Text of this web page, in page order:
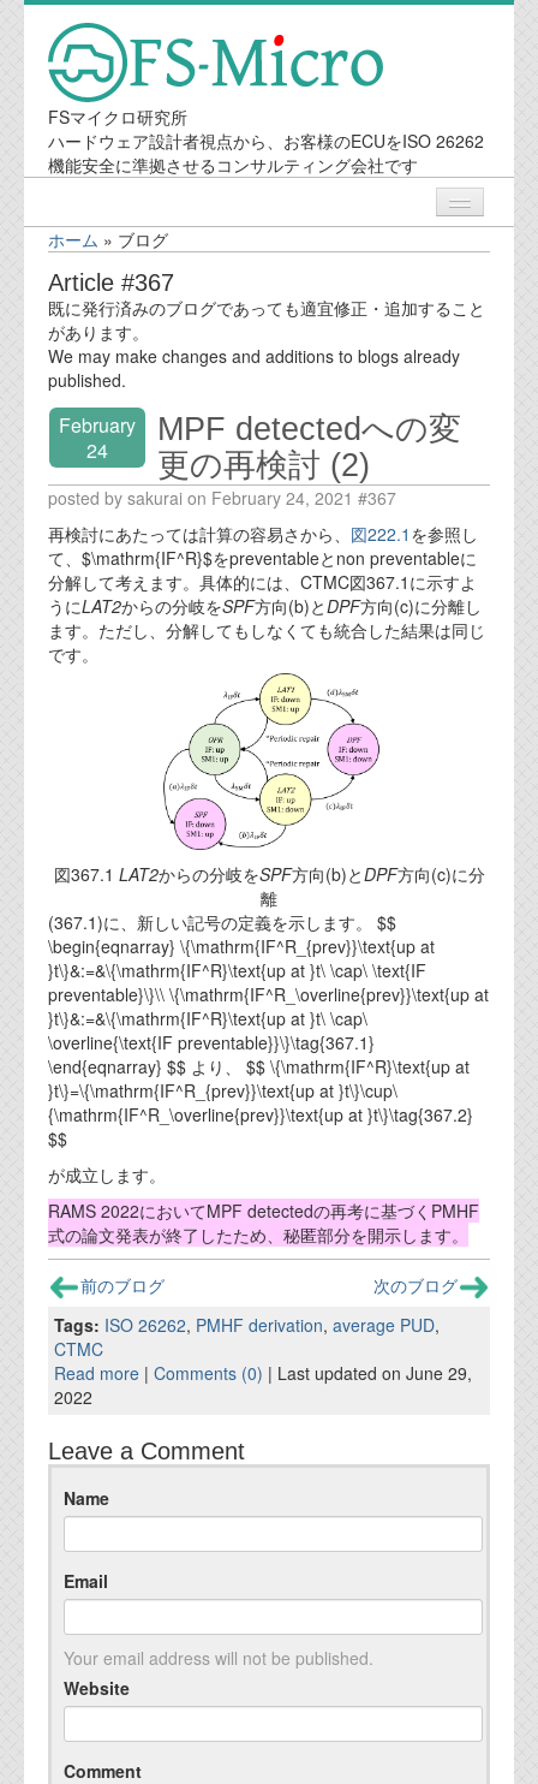
FSマイクロ研究所
ハードウェア設計者視点から、お客様のECUをISO 26262
機能安全に準拠させるコンサルティング会社です
ニュース
業務内容
会社案内
会社概要
代表ご挨拶
オフィス
機能安全ブログ
設計ブログ
テクノロジ
外部投稿記事
ブログテーマ
技術文書
ご希望の方は、お問い合わせページから
資料閲覧パスワードをお問い合わせ頂き
ログインをお願い致します。アカウント
名は"opendocument"です。
機能安全用語集
設計用語集
オンラインショップ
お問い合わせ
お問い合わせフォーム
ホーム » ブログ
Article #367
既に発行済みのブログであっても適宜修正・追加すること
があります。
We may make changes and additions to blogs already
published.
February
24
MPF detectedへの変
更の再検討 (2)
posted by sakurai on February 24, 2021 #367
再検討にあたっては計算の容易さから、 図222.1 を参照し
て、$\mathrm{IF^R}$をpreventableとnon preventableに
分解して考えます。具体的には、CTMC図367.1に示すよ
うにLAT2からの分岐をSPF方向(b)とDPF方向(c)に分離し
ます。ただし、分解してもしなくても統合した結果は同じ
です。
図367.1 LAT2からの分岐をSPF方向(b)とDPF方向(c)に分
離
(367.1)に、新しい記号の定義を示します。 $$
\begin{eqnarray} \{\mathrm{IF^R_{prev}}\text{up at
}t\}&:=&\{\mathrm{IF^R}\text{up at }t\ \cap\ \text{IF
preventable}\}\\ \{\mathrm{IF^R_\overline{prev}}\text{up at
}t\}&:=&\{\mathrm{IF^R}\text{up at }t\ \cap\
\overline{\text{IF preventable}}\}\tag{367.1}
\end{eqnarray} $$ より、 $$ \{\mathrm{IF^R}\text{up at
}t\}=\{\mathrm{IF^R_{prev}}\text{up at }t\}\cup\
{\mathrm{IF^R_\overline{prev}}\text{up at }t\}\tag{367.2}
$$
が成立します。
RAMS 2022においてMPF detectedの再考に基づくPMHF
式の論文発表が終了したため、秘匿部分を開示します。
前のブログ
次のブログ
Tags: ISO 26262, PMHF derivation, average PUD,
CTMC
Read more | Comments (0) | Last updated on June 29,
2022
Leave a Comment
Name
Email
Your email address will not be published.
Website
Comment